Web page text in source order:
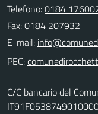
Telefono:0184
Fax: 0184 207932
E-mail:
PEC:
C/C bancario del